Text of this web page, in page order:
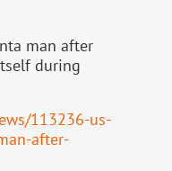
man after
during
113236-us-
after-